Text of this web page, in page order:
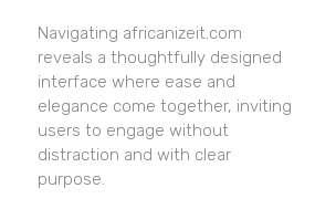
Navigating africanizeit.com
reveals a thoughtfully designed
interface where ease and
elegance come together, inviting
users to engage without
distraction and with clear
purpose.